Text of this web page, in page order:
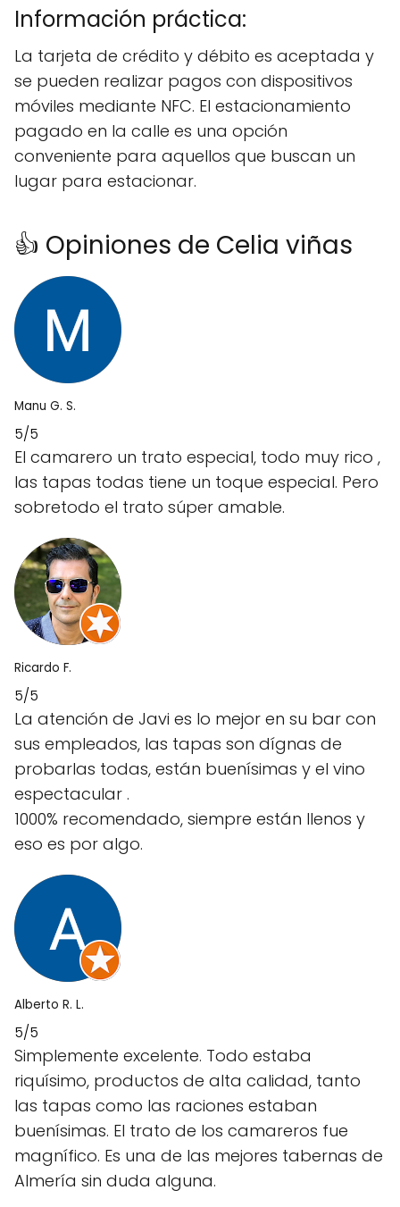
Información práctica:
La tarjeta de crédito y débito es aceptada y
se pueden realizar pagos con dispositivos
móviles mediante NFC. El estacionamiento
pagado en la calle es una opción
conveniente para aquellos que buscan un
lugar para estacionar.
👍 Opiniones de Celia viñas
Manu G. S.
5/5
El camarero un trato especial, todo muy rico ,
las tapas todas tiene un toque especial. Pero
sobretodo el trato súper amable.
Ricardo F.
5/5
La atención de Javi es lo mejor en su bar con
sus empleados, las tapas son dígnas de
probarlas todas, están buenísimas y el vino
espectacular .
1000% recomendado, siempre están llenos y
eso es por algo.
Alberto R. L.
5/5
Simplemente excelente. Todo estaba
riquísimo, productos de alta calidad, tanto
las tapas como las raciones estaban
buenísimas. El trato de los camareros fue
magnífico. Es una de las mejores tabernas de
Almería sin duda alguna.